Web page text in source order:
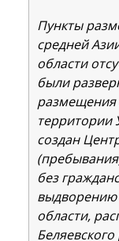
Пункты
средней
области
были
территории
создан
без
выдворению
области,